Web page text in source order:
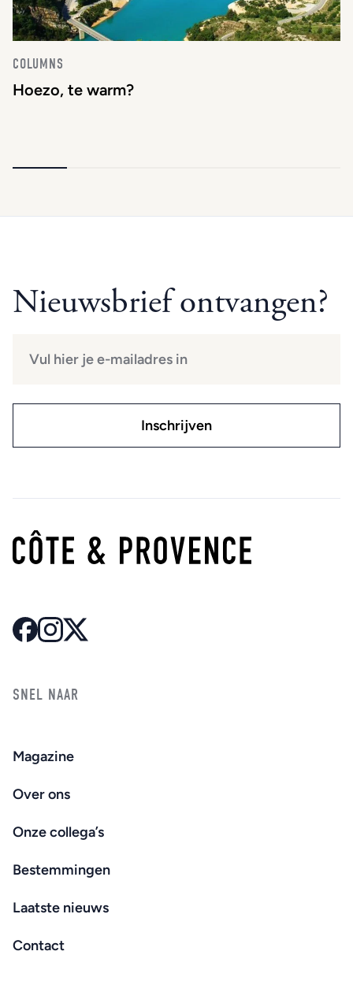
COLUMNS
Hoezo, te warm?
Nieuwsbrief ontvangen?
SNEL NAAR
Magazine
Over ons
Onze collega’s
Bestemmingen
Laatste nieuws
Contact